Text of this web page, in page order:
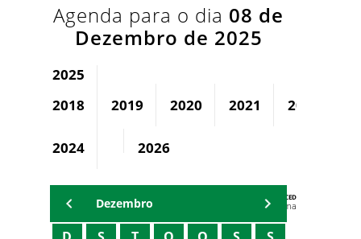
Agenda para o dia 08 de
Dezembro de 2025
2025
2018
2019 2020 2021 2022
2024 2026
AGENDA DA CODED/CED
Vagna Lima
Dezembro